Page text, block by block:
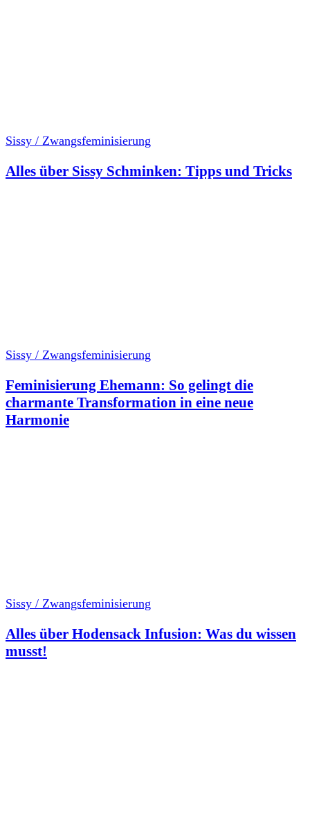
Sissy / Zwangsfeminisierung
Alles über Sissy Schminken: Tipps und Tricks
Sissy / Zwangsfeminisierung
Feminisierung Ehemann: So gelingt die
charmante Transformation in eine neue
Harmonie
Sissy / Zwangsfeminisierung
Alles über Hodensack Infusion: Was du wissen
musst!